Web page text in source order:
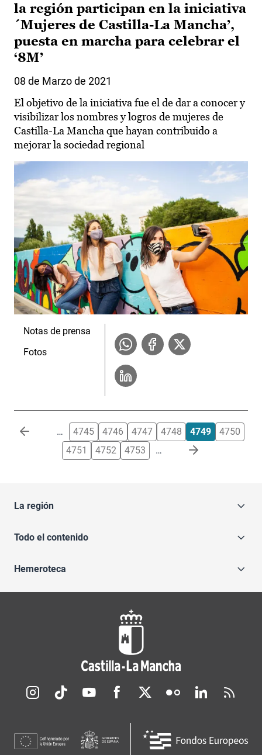
la región participan en la iniciativa
´Mujeres de Castilla-La Mancha’,
puesta en marcha para celebrar el
‘8M’
08 de Marzo de 2021
El objetivo de la iniciativa fue el de dar a conocer y
visibilizar los nombres y logros de mujeres de
Castilla-La Mancha que hayan contribuido a
mejorar la sociedad regional
Notas de prensa
Fotos
Paginación … 4745 4746 4747 4748 4749
4750
4751
4752 4753 …
La región
Todo el contenido
Hemeroteca
Redes sociales JCCM